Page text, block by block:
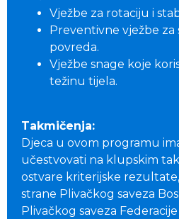
Vježbe za rotaciju i
Preventivne vježbe za
povreda.
Vježbe snage koje
težinu tijela.
Takmičenja:
Djeca u ovom programu
učestvovati na klupskim
ostvare kriterijske
strane Plivačkog saveza
Plivačkog saveza